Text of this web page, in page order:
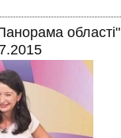
області"